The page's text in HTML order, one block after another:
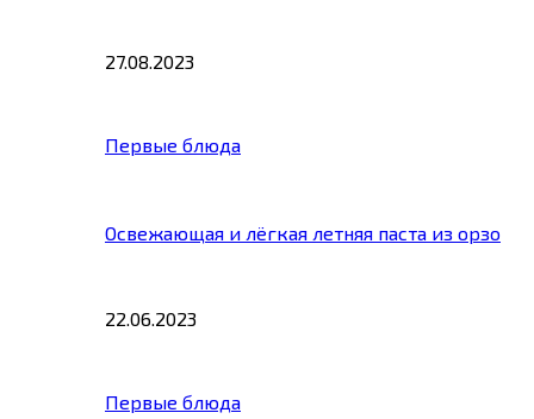
27.08.2023
Первые блюда
Освежающая и лёгкая летняя паста из орзо
22.06.2023
Первые блюда